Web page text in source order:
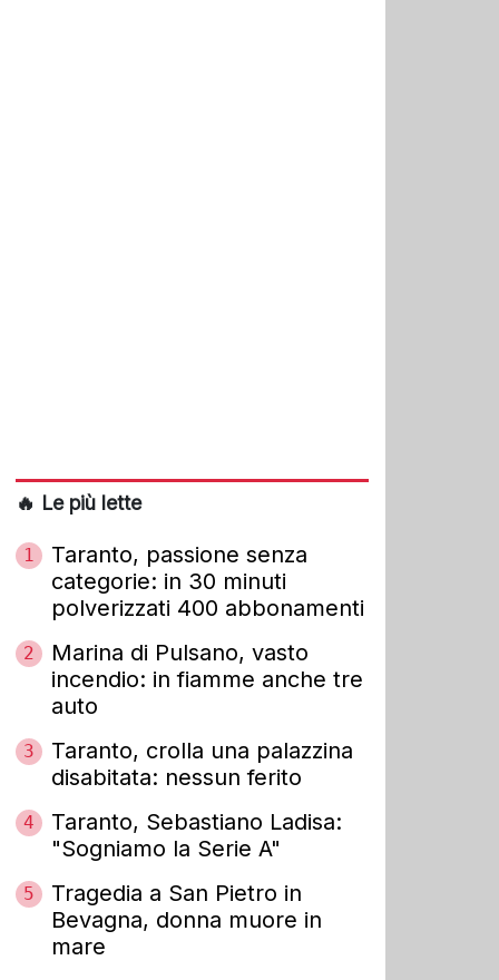
🔥 Le più lette
1
Taranto, passione senza
categorie: in 30 minuti
polverizzati 400 abbonamenti
2
Marina di Pulsano, vasto
incendio: in fiamme anche tre
auto
3
Taranto, crolla una palazzina
disabitata: nessun ferito
4
Taranto, Sebastiano Ladisa:
"Sogniamo la Serie A"
5
Tragedia a San Pietro in
Bevagna, donna muore in
mare